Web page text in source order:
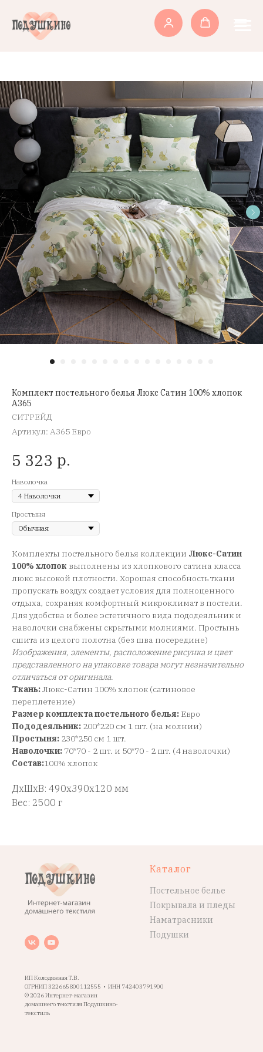
Комплект постельного белья Люкс Сатин 100% хлопок
A365
СИТРЕЙД
Артикул: A365 Евро
5 323 р.
Наволочка
Простыня
Комплекты постельного белья коллекции Люкс-Сатин
100% хлопок выполнены из хлопкового сатина класса
люкс высокой плотности. Хорошая способность ткани
пропускать воздух создает условия для полноценного
отдыха, сохраняя комфортный микроклимат в постели.
Для удобства и более эстетичного вида пододеяльник и
наволочки снабжены скрытыми молниями. Простынь
сшита из целого полотна (без шва посередине)
Изображения, элементы, расположение рисунка и цвет
представленного на упаковке товара могут незначительно
отличаться от оригинала.
Ткань:Люкс-Сатин 100% хлопок (сатиновое
переплетение)
Размер комплекта постельного белья: Евро
Пододеяльник: 200*220 см 1 шт. (на молнии)
Простыня: 230*250 см 1 шт.
Наволочки: 70*70 - 2 шт. и 50*70 - 2 шт. (4 наволочки)
Состав:100% хлопок
ДxШxВ: 490x390x120 мм
Вес: 2500 г
ИП Колодяжная Т.В.
ОГРНИП 322665800112555 • ИНН 742403791900
© 2026 Интернет-магазин
домашнего текстиля Подушкино-
текстиль
Каталог
Постельное белье
Покрывала и пледы
Наматрасники
Подушки